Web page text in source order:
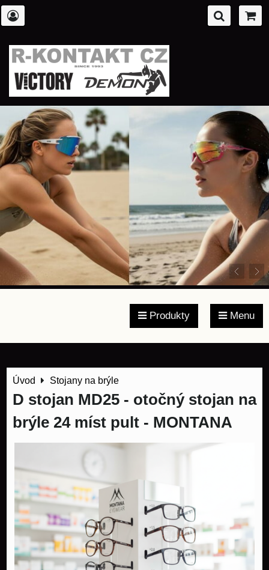
Produkty Menu
Úvod Stojany na brýle
D stojan MD25 - otočný stojan na
brýle 24 míst pult - MONTANA